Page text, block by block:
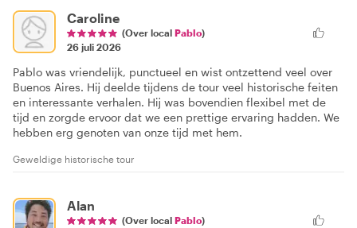
Caroline
(Over local Pablo)
26 juli 2026
Pablo was vriendelijk, punctueel en wist ontzettend veel over
Buenos Aires. Hij deelde tijdens de tour veel historische feiten
en interessante verhalen. Hij was bovendien flexibel met de
tijd en zorgde ervoor dat we een prettige ervaring hadden. We
hebben erg genoten van onze tijd met hem.
Geweldige historische tour
Alan
(Over local Pablo)